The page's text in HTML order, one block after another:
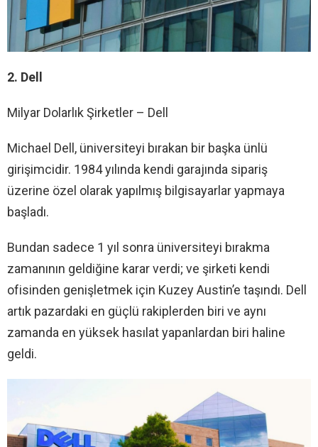
2. Dell
Milyar Dolarlık Şirketler – Dell
Michael Dell, üniversiteyi bırakan bir başka ünlü
girişimcidir. 1984 yılında kendi garajında ​​sipariş
üzerine özel olarak yapılmış bilgisayarlar yapmaya
başladı.
Bundan sadece 1 yıl sonra üniversiteyi bırakma
zamanının geldiğine karar verdi; ve şirketi kendi
ofisinden genişletmek için Kuzey Austin’e taşındı. Dell
artık pazardaki en güçlü rakiplerden biri ve aynı
zamanda en yüksek hasılat yapanlardan biri haline
geldi.